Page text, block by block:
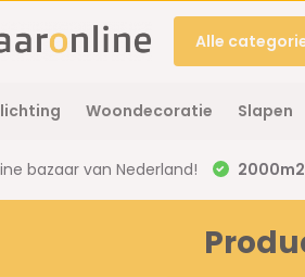
Alle
Woondecoratie Slapen
bazaar van Nederland! 2000m2